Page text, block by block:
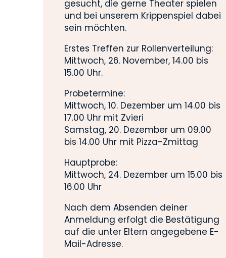
gesucht, die gerne Theater spielen
und bei unserem Krippenspiel dabei
sein möchten.
Erstes Treffen zur Rollenverteilung:
Mittwoch, 26. November, 14.00 bis
15.00 Uhr.
Probetermine:
Mittwoch, 10. Dezember um 14.00 bis
17.00 Uhr mit Zvieri
Samstag, 20. Dezember um 09.00
bis 14.00 Uhr mit Pizza-Zmittag
Hauptprobe:
Mittwoch, 24. Dezember um 15.00 bis
16.00 Uhr
Nach dem Absenden deiner
Anmeldung erfolgt die Bestätigung
auf die unter Eltern angegebene E-
Mail-Adresse.